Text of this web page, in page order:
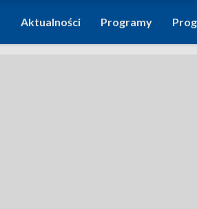
Aktualności Programy